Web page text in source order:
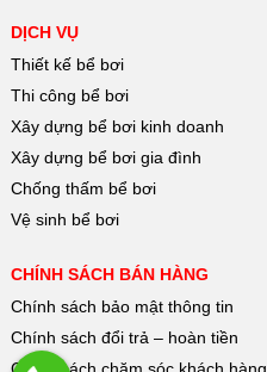
DỊCH VỤ
Thiết kế bể bơi
Thi công bể bơi
Xây dựng bể bơi kinh doanh
Xây dựng bể bơi gia đình
Chống thấm bể bơi
Vệ sinh bể bơi
CHÍNH SÁCH BÁN HÀNG
Chính sách bảo mật thông tin
Chính sách đổi trả – hoàn tiền